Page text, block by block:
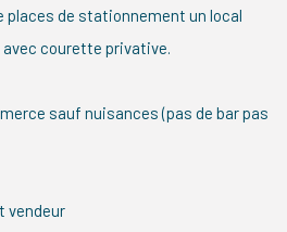
de stationnement un local
avec courette privative.
sauf nuisances (pas de bar pas
vendeur